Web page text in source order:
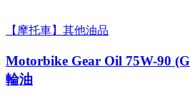
【摩托車】其他油品
Motorbike Gear Oil 75W-90
輪油